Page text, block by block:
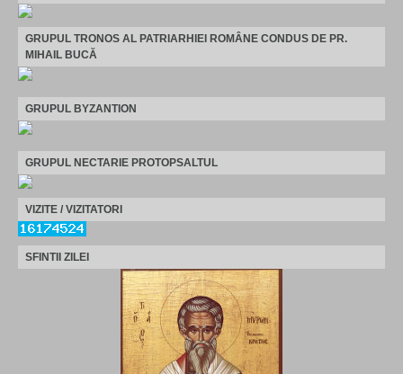
GRUPUL TRONOS AL PATRIARHIEI ROMÂNE CONDUS DE PR.
MIHAIL BUCĂ
GRUPUL BYZANTION
GRUPUL NECTARIE PROTOPSALTUL
VIZITE / VIZITATORI
SFINTII ZILEI